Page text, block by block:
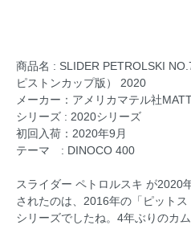
商品名 : SLIDER PETROLSKI
ピストンカップ版） 2020
メーカー：アメリカマテル社
シリーズ : 2020シリーズ
初回入荷：2020年9月
テーマ : DINOCO 400
スライダー ペトロルスキ が2020
されたのは、2016年の「ピット
シリーズでしたね。4年ぶりのカム